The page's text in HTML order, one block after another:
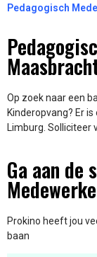
Pedagogisch
Op zoek naar een
Kinderopvang? Er
Limburg. Solliciteer
Ga aan de
Prokino heeft jou
baan